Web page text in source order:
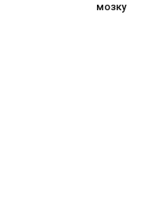
мозку